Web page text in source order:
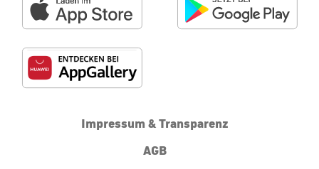
Impressum & Transparenz
AGB